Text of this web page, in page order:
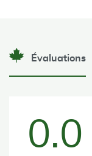
Évaluations
0.0